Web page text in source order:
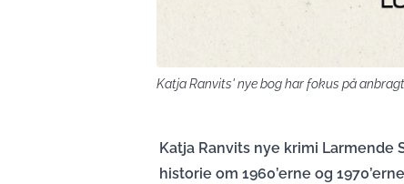
Katja Ranvits' nye bog har fokus på
Katja Ranvits nye krimi
historie om 1960’erne og